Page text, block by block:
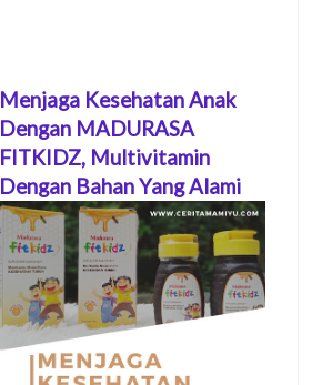
Menjaga Kesehatan Anak
Dengan MADURASA
FITKIDZ, Multivitamin
Dengan Bahan Yang Alami